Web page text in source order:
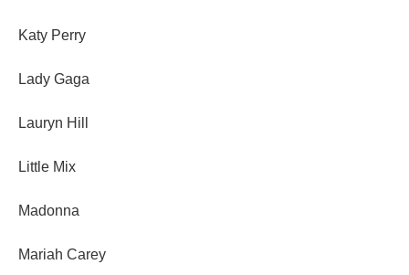
Katy Perry
Lady Gaga
Lauryn Hill
Little Mix
Madonna
Mariah Carey